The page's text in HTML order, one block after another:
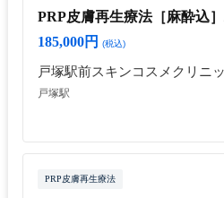
PRP皮膚再生療法［麻酔込
185,000円
(税込)
戸塚駅前スキンコスメクリニ
戸塚駅
PRP皮膚再生療法